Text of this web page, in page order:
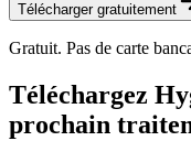
Télécharger gratuitement
Gratuit. Pas de carte
Téléchargez
prochain